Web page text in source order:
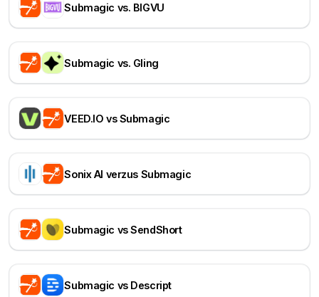
Submagic vs. BIGVU
Submagic vs. Gling
VEED.IO vs Submagic
Sonix AI verzus Submagic
Submagic vs SendShort
Submagic vs Descript